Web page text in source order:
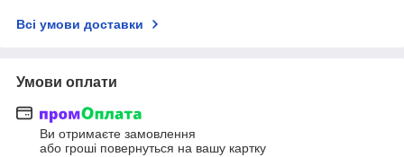
Всі умови доставки
Умови оплати
Ви отримаєте замовлення
або гроші повернуться на вашу картку